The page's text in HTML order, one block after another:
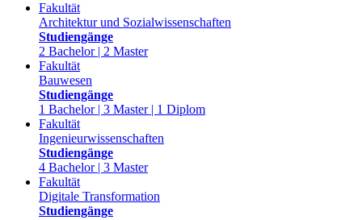
Fakultät
Architektur und Sozialwissenschaften
Studiengänge
2 Bachelor | 2 Master
Fakultät
Bauwesen
Studiengänge
1 Bachelor | 3 Master | 1 Diplom
Fakultät
Ingenieurwissenschaften
Studiengänge
4 Bachelor | 3 Master
Fakultät
Digitale Transformation
Studiengänge